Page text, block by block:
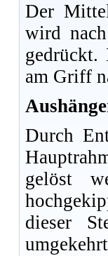
Der
wird
am Griff
Durch
gelöst
dieser